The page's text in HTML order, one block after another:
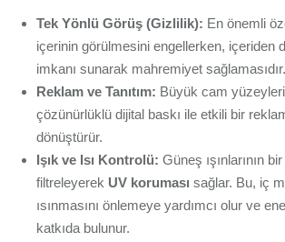
Tek Yönlü Görüş (Gizlilik): En önemli
içerinin görülmesini engellerken, içeriden
imkanı sunarak mahremiyet sağlamasıdır.
Reklam ve Tanıtım: Büyük cam
çözünürlüklü dijital baskı ile etkili bir
dönüştürür.
Işık ve Isı Kontrolü: Güneş ışınlarının bir
filtreleyerek UV koruması sağlar. Bu, iç
ısınmasını önlemeye yardımcı olur ve
katkıda bulunur.